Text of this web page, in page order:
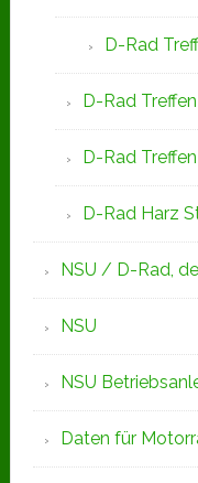
D-Rad
D-Rad
D-Rad
D-Rad Harz
NSU / D-Rad,
NSU
NSU
Daten für